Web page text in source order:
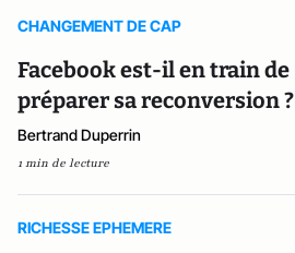
CHANGEMENT DE CAP
Facebook est-il en train de
préparer sa reconversion ?
Bertrand Duperrin
1 min de lecture
RICHESSE EPHEMERE